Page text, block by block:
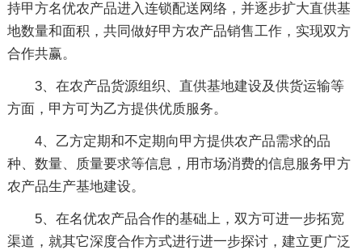
持甲方名优农产品进入连锁配送网络，并逐步扩大直供基
地数量和面积，共同做好甲方农产品销售工作，实现双方
合作共赢。
3、在农产品货源组织、直供基地建设及供货运输等
方面，甲方可为乙方提供优质服务。
4、乙方定期和不定期向甲方提供农产品需求的品
种、数量、质量要求等信息，用市场消费的信息服务甲方
农产品生产基地建设。
5、在名优农产品合作的基础上，双方可进一步拓宽
渠道，就其它深度合作方式进行进一步探讨，建立更广泛